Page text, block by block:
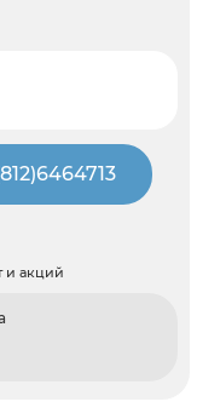
и акций